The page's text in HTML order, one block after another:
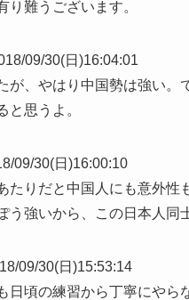
り難うございます。
09/30(日)16:04:01
が、やはり中国勢は強い。
と思うよ。
09/30(日)16:00:10
たりだと中国人にも意外性
う強いから、この日本人同
09/30(日)15:53:14
日頃の練習から丁寧にやら